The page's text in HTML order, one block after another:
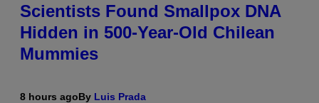
Scientists Found Smallpox DNA
Hidden in 500-Year-Old Chilean
Mummies
8 hours agoBy Luis Prada